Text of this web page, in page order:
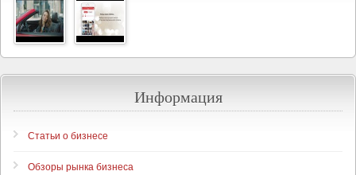
Информация
Статьи о бизнесе
Обзоры рынка бизнеса